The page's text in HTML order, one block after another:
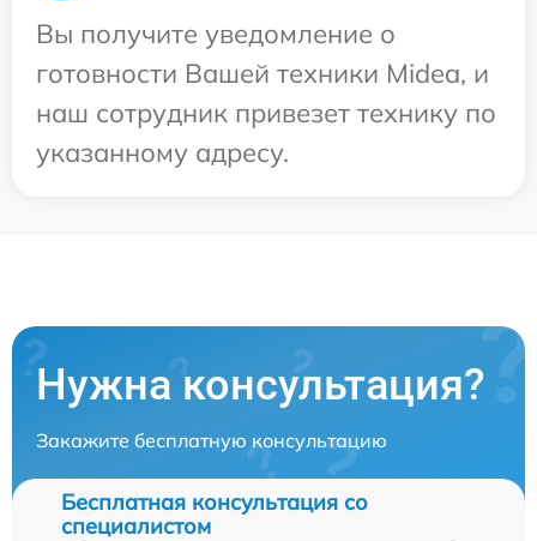
Вы получите уведомление о
готовности Вашей техники Midea, и
наш сотрудник привезет технику по
указанному адресу.
Нужна консультация?
Закажите бесплатную консультацию
Бесплатная консультация со
специалистом